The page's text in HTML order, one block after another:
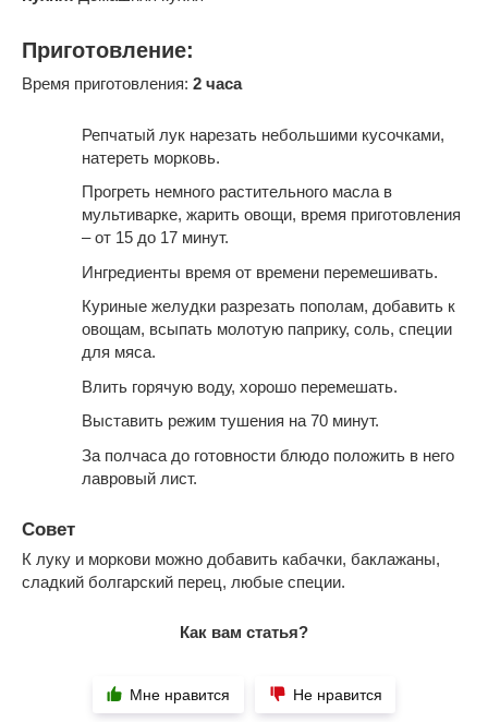
Приготовление:
Время приготовления: 2 часа
Репчатый лук нарезать небольшими кусочками,
натереть морковь.
Прогреть немного растительного масла в
мультиварке, жарить овощи, время приготовления
– от 15 до 17 минут.
Ингредиенты время от времени перемешивать.
Куриные желудки разрезать пополам, добавить к
овощам, всыпать молотую паприку, соль, специи
для мяса.
Влить горячую воду, хорошо перемешать.
Выставить режим тушения на 70 минут.
За полчаса до готовности блюдо положить в него
лавровый лист.
Совет
К луку и моркови можно добавить кабачки, баклажаны,
сладкий болгарский перец, любые специи.
Как вам статья?
Мне нравится Не нравится